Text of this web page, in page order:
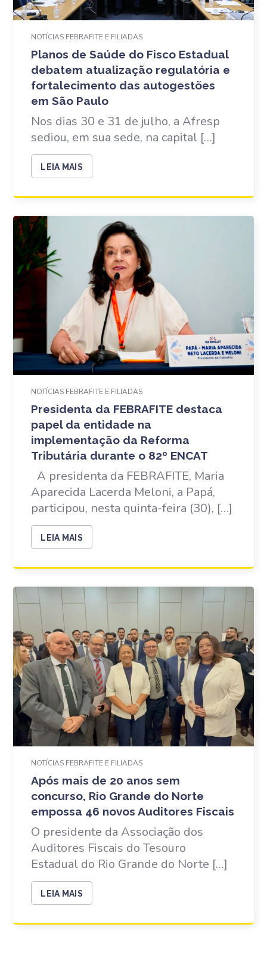
NOTÍCIAS FEBRAFITE E FILIADAS
Planos de Saúde do Fisco Estadual
debatem atualização regulatória e
fortalecimento das autogestões
em São Paulo
Nos dias 30 e 31 de julho, a Afresp
sediou, em sua sede, na capital […]
LEIA MAIS
NOTÍCIAS FEBRAFITE E FILIADAS
Presidenta da FEBRAFITE destaca
papel da entidade na
implementação da Reforma
Tributária durante o 82º ENCAT
A presidenta da FEBRAFITE, Maria
Aparecida Lacerda Meloni, a Papá,
participou, nesta quinta-feira (30), […]
LEIA MAIS
NOTÍCIAS FEBRAFITE E FILIADAS
Após mais de 20 anos sem
concurso, Rio Grande do Norte
empossa 46 novos Auditores Fiscais
O presidente da Associação dos
Auditores Fiscais do Tesouro
Estadual do Rio Grande do Norte […]
LEIA MAIS